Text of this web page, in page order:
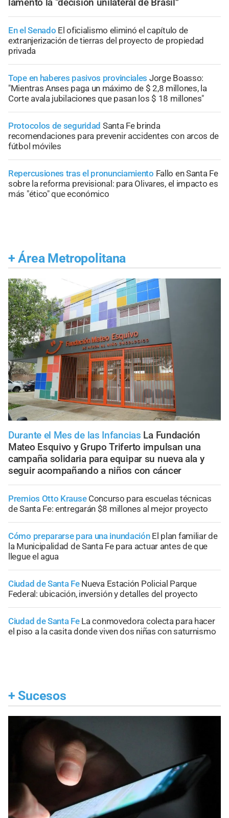
En el Senado El oficialismo eliminó el capítulo de
extranjerización de tierras del proyecto de propiedad
privada
Tope en haberes pasivos provinciales Jorge Boasso:
"Mientras Anses paga un máximo de $ 2,8 millones, la
Corte avala jubilaciones que pasan los $ 18 millones"
Protocolos de seguridad Santa Fe brinda
recomendaciones para prevenir accidentes con arcos de
fútbol móviles
Repercusiones tras el pronunciamiento Fallo en Santa Fe
sobre la reforma previsional: para Olivares, el impacto es
más "ético" que económico
+ Área Metropolitana
Durante el Mes de las Infancias La Fundación
Mateo Esquivo y Grupo Triferto impulsan una
campaña solidaria para equipar su nueva ala y
seguir acompañando a niños con cáncer
Premios Otto Krause Concurso para escuelas técnicas
de Santa Fe: entregarán $8 millones al mejor proyecto
Cómo prepararse para una inundación El plan familiar de
la Municipalidad de Santa Fe para actuar antes de que
llegue el agua
Ciudad de Santa Fe Nueva Estación Policial Parque
Federal: ubicación, inversión y detalles del proyecto
Ciudad de Santa Fe La conmovedora colecta para hacer
el piso a la casita donde viven dos niñas con saturnismo
+ Sucesos